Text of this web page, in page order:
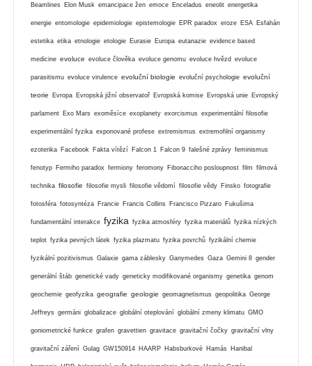
Beamlines Elon Musk emancipace žen emoce Enceladus eneolit energetika
energie entomologie epidemiologie epistemologie EPR paradox eroze ESA Esfahán
estetika etika etnologie etologie Eurasie Europa eutanazie evidence based
medicine evoluce evoluce člověka evoluce genomu evoluce hvězd evoluce
parasitismu evoluce virulence evoluční biologie evoluční psychologie evoluční
teorie Evropa Evropská jižní observatoř Evropská komise Evropská unie Evropský
parlament Exo Mars exoměsíce exoplanety exorcismus experimentální filosofie
experimentální fyzika exponované profese extremismus extremofilní organismy
ezoterika Facebook Fakta vítězí Falcon 1 Falcon 9 falešné zprávy feminismus
fenotyp Fermiho paradox fermiony feromony Fibonacciho posloupnost film filmová
technika filosofie filosofie mysli filosofie vědomí filosofie vědy Finsko fotografie
fotosféra fotosyntéza Francie Francis Collins Francisco Pizzaro Fukušima
fundamentální interakce fyzika fyzika atmosféry fyzika materiálů fyzika nízkých
teplot fyzika pevných látek fyzika plazmatu fyzika povrchů fyzikální chemie
fyzikální pozitivismus Galaxie gama záblesky Ganymedes Gaza Gemini 8 gender
generální štáb genetické vady geneticky modifikované organismy genetika genom
geochemie geofyzika geografie geologie geomagnetismus geopolitika George
Jeffreys germáni globalizace globální oteplování globální zmeny klimatu GMO
goniometrické funkce grafen gravettien gravitace gravitační čočky gravitační vlny
gravitační záření Gulag GW150914 HAARP Habsburkové Hamás Hanibal